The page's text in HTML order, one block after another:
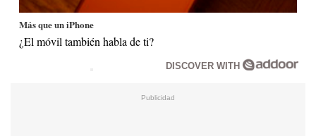
Más que un iPhone
¿El móvil también habla de ti?
DISCOVER WITH